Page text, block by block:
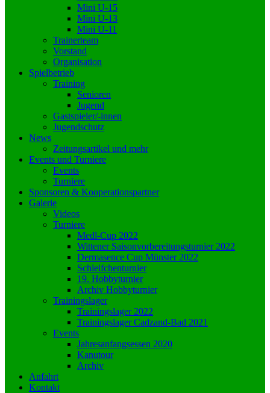
Mini U-15
Mini U-13
Mini U-11
Trainerteam
Vorstand
Organisation
Spielbetrieb
Training
Senioren
Jugend
Gastspieler/-innen
Jugendschutz
News
Zeitungsartikel und mehr
Events und Turniere
Events
Turniere
Sponsoren & Kooperationspartner
Galerie
Videos
Turniere
Medl-Cup 2022
Wittener Saisonvorbereitungsturnier 2022
Dermasence Cup Münster 2022
Schleifchenturnier
19. Hobbyturnier
Archiv Hobbyturnier
Trainingslager
Trainingslager 2022
Trainingslager Cadzand-Bad 2021
Events
Jahresanfangsessen 2020
Kanutour
Archiv
Anfahrt
Kontakt